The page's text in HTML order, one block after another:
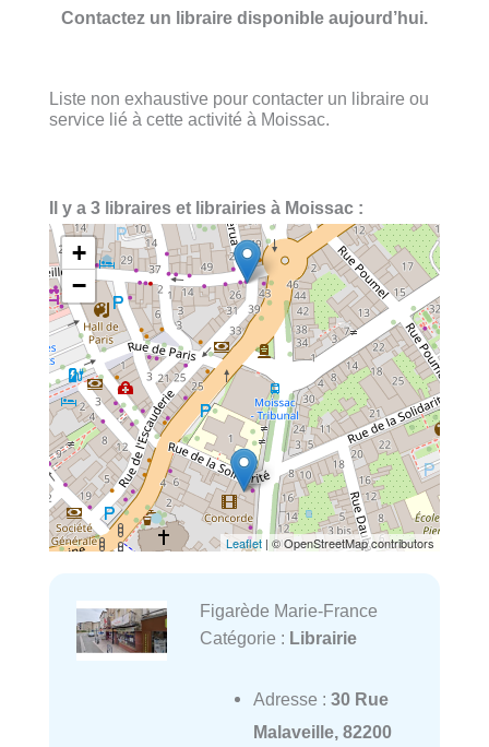
Contactez un libraire disponible aujourd’hui.
Liste non exhaustive pour contacter un libraire ou
service lié à cette activité à Moissac.
Il y a 3 libraires et librairies à Moissac :
+
−
Leaflet | © OpenStreetMap contributors
Figarède Marie-France
Catégorie : Librairie
Adresse : 30 Rue
Malaveille, 82200